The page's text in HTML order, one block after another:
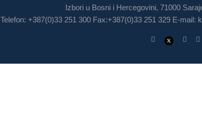
Izbori u Bosni i Hercegovini, 71000
Telefon: +387(0)33 251 300 Fax:+387(0)33 251 329 E-mail: